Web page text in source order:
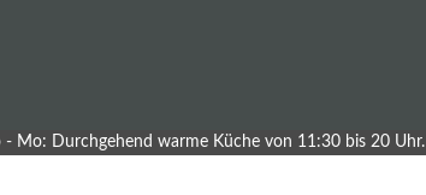
- Mo: Durchgehend warme Küche von 11:30 bis 20 Uhr.